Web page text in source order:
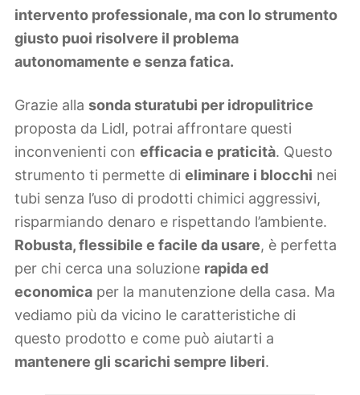
intervento professionale, ma con lo strumento
giusto puoi risolvere il problema
autonomamente e senza fatica.
Grazie alla sonda sturatubi per idropulitrice
proposta da Lidl, potrai affrontare questi
inconvenienti con efficacia e praticità. Questo
strumento ti permette di eliminare i blocchi nei
tubi senza l’uso di prodotti chimici aggressivi,
risparmiando denaro e rispettando l’ambiente.
Robusta, flessibile e facile da usare, è perfetta
per chi cerca una soluzione rapida ed
economica per la manutenzione della casa. Ma
vediamo più da vicino le caratteristiche di
questo prodotto e come può aiutarti a
mantenere gli scarichi sempre liberi.